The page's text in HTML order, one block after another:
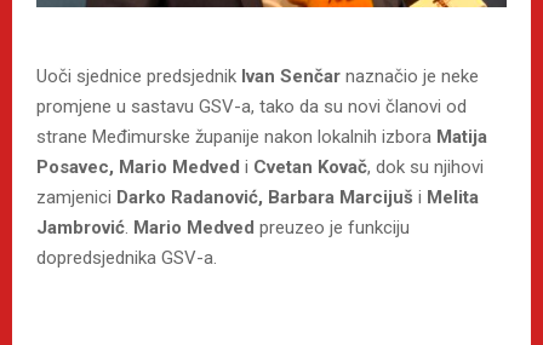
Uoči sjednice predsjednik Ivan Senčar naznačio je neke
promjene u sastavu GSV-a, tako da su novi članovi od
strane Međimurske županije nakon lokalnih izbora Matija
Posavec, Mario Medved i Cvetan Kovač, dok su njihovi
zamjenici Darko Radanović, Barbara Marcijuš i Melita
Jambrović. Mario Medved preuzeo je funkciju
dopredsjednika GSV-a.